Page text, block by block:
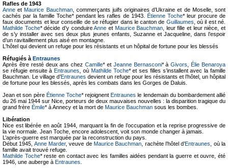
Rafles de 1943
Anne etMaurice Bauchman, commerçants juifs originaires d’Ukraine et de Moselle, sont
cachés par la famille Toche* pendant les rafles de 1943. Étienne Toche* leur procure de
faux documents et leur conseille de se réfugier dans le canton de Guillaumes , où il est né.
Mathilde Toche* décide d’y conduireAnne et Maurice Bauchman , leur fille et leur nièce, et
de s’y installer avec ses deux plus jeunes enfants, Suzanne et Jacqueline, dans l’espoir
d’un ravitaillement plus aisé en montagne.
L'hôtel qui devient un refuge pour les résistants et un hôpital de fortune pour les blessés
Réfugiés à Entraunes
Après être resté deux ans chezCamille* et Jeanne Bernasconi* àGivors ,Élie Benaroya
se réfugie ensuite àEntraunes , où Mathilde Toche* et ses filles s’installent avec la famille
Bauchman. Le village d’Entraunes devient un refuge pour les résistants et l’hôtel, un hôpital
de fortune pour les blessés, après les combats dans les Gorges de Daluis.
Jean et son père Étienne Toche* rejoignentEntraunes le lendemain du bombardement allié
du 26 mai 1944 sur Nice, porteurs de deux mauvaises nouvelles : la disparition tragique du
grand frère Émile* à Annecy et la mort de Maurice Bauchman sous les bombes.
Libération
Nice est libérée en août 1944, marquant la fin de l’occupation et la reprise progressive de
la vie normale. Jean Toche, encore adolescent, voit son monde changer à jamais.
L’après-guerre est marquée par la reconstruction du pays.
Début 1945, Anne Marder, veuve deMaurice Bauchman , rachète l’hôtel d’Entraunes
, où la
famille avait trouvé refuge.
Mathilde Toche* reste en contact avec les familles aidées pendant la guerre et ouvre, été
1946, une auberge à Entraunes